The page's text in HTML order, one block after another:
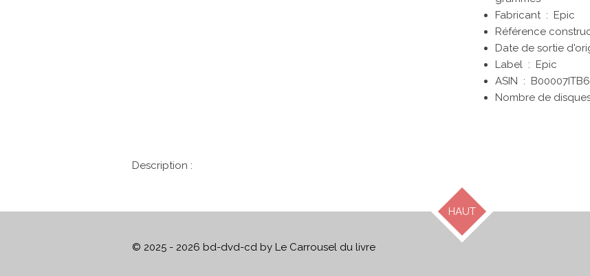
Fabricant ‏ : ‎ Epic
Label ‏ : ‎ Epic
ASIN ‏ : ‎ B00007ITB6
Description :
HAUT
© 2025 - 2026 bd-dvd-cd by Le Carrousel du livre